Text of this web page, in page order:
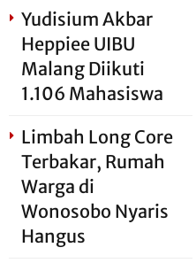
Yudisium Akbar
Heppiee UIBU
Malang Diikuti
1.106 Mahasiswa
Limbah Long Core
Terbakar, Rumah
Warga di
Wonosobo Nyaris
Hangus